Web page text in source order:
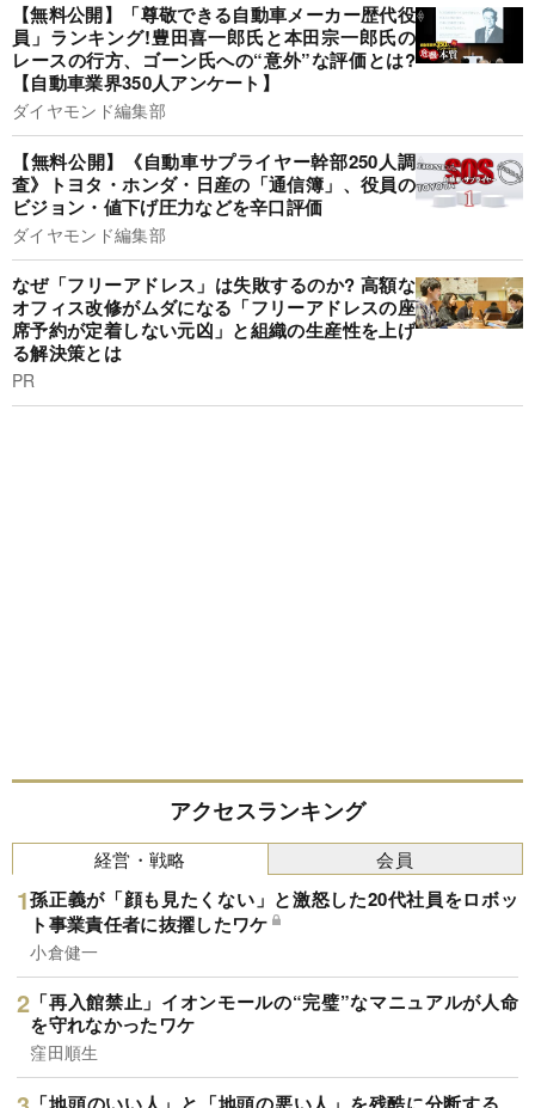
【無料公開】「尊敬できる自動車メーカー歴代役
員」ランキング!豊田喜一郎氏と本田宗一郎氏の
レースの行方、ゴーン氏への“意外”な評価とは?
【自動車業界350人アンケート】
ダイヤモンド編集部
【無料公開】《自動車サプライヤー幹部250人調
査》トヨタ・ホンダ・日産の「通信簿」、役員の
ビジョン・値下げ圧力などを辛口評価
ダイヤモンド編集部
なぜ「フリーアドレス」は失敗するのか? 高額な
オフィス改修がムダになる「フリーアドレスの座
席予約が定着しない元凶」と組織の生産性を上げ
る解決策とは
PR
アクセスランキング
経営・戦略
孫正義が「顔も見たくない」と激怒した20代社員をロボッ
ト事業責任者に抜擢したワケ
小倉健一
「再入館禁止」イオンモールの“完璧”なマニュアルが人命
を守れなかったワケ
窪田順生
会員